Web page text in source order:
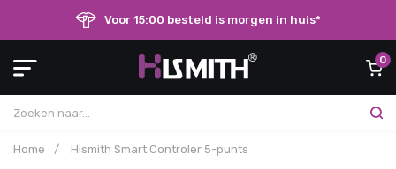
Voor 15:00 besteld is morgen in huis*
0
Home / Hismith Smart Controler 5-punts